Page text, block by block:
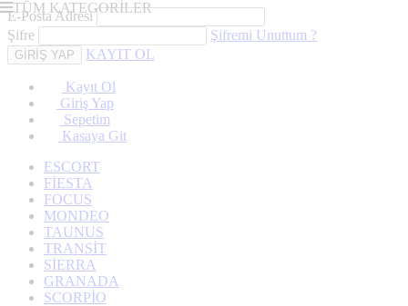
E-Posta Adresi
Şifre
Şifremi Unuttum ?
KAYIT OL
Kayıt Ol
Giriş Yap
Sepetim
Kasaya Git
ESCORT
FİESTA
FOCUS
MONDEO
TAUNUS
TRANSİT
SİERRA
GRANADA
SCORPİO
TÜM KATEGORİLER